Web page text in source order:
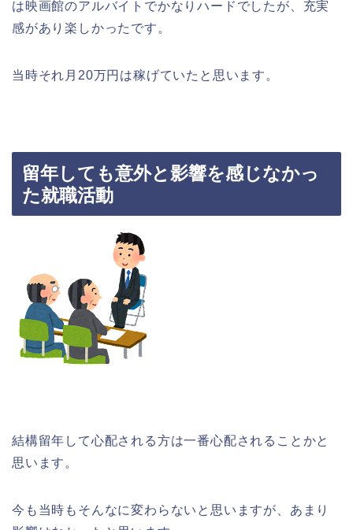
は映画館のアルバイトでかなりハードでしたが、充実
感があり楽しかったです。
当時それ月20万円は稼げていたと思います。
留年しても意外と影響を感じなかっ
た就職活動
結構留年して心配される方は一番心配されることかと
思います。
今も当時もそんなに変わらないと思いますが、あまり